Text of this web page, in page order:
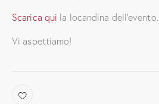
Scarica qui la locandina dell’evento.
Vi aspettiamo!